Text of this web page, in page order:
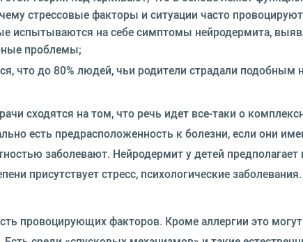
стрессовые факторы и ситуации часто
испытываются на себе симптомы нейродермита,
проблемы;
что до 80% людей, чьи родители страдали подобным
сходятся на том, что речь идет все-таки о
есть предрасположенность к болезни, если они
заболевают. Нейродермит у детей
присутствует стресс, психологические
провоцирующих факторов. Кроме аллергии это